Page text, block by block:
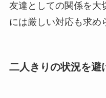
友達としての関係を大
には厳しい対応も求め
二人きりの状況を避